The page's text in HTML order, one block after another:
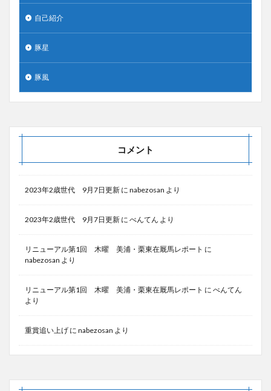
自己紹介
豚星
豚風
コメント
2023年2歳世代 9月7日更新 に nabezosan より
2023年2歳世代 9月7日更新 に べんてん より
リニューアル第1回 木曜 美浦・栗東在厩馬レポート に
nabezosan より
リニューアル第1回 木曜 美浦・栗東在厩馬レポート に べんてん
より
重賞追い上げ に nabezosan より